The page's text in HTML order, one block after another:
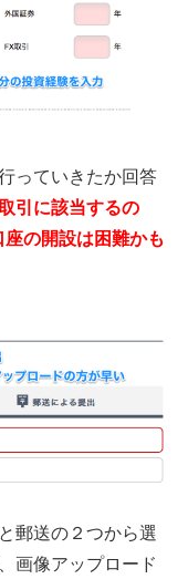
っていきたか回答
引に該当するの
の開設は困難かも
郵送の２つから選
画像アップロード